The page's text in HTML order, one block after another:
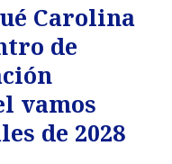
Carolina
de
vamos
de 2028